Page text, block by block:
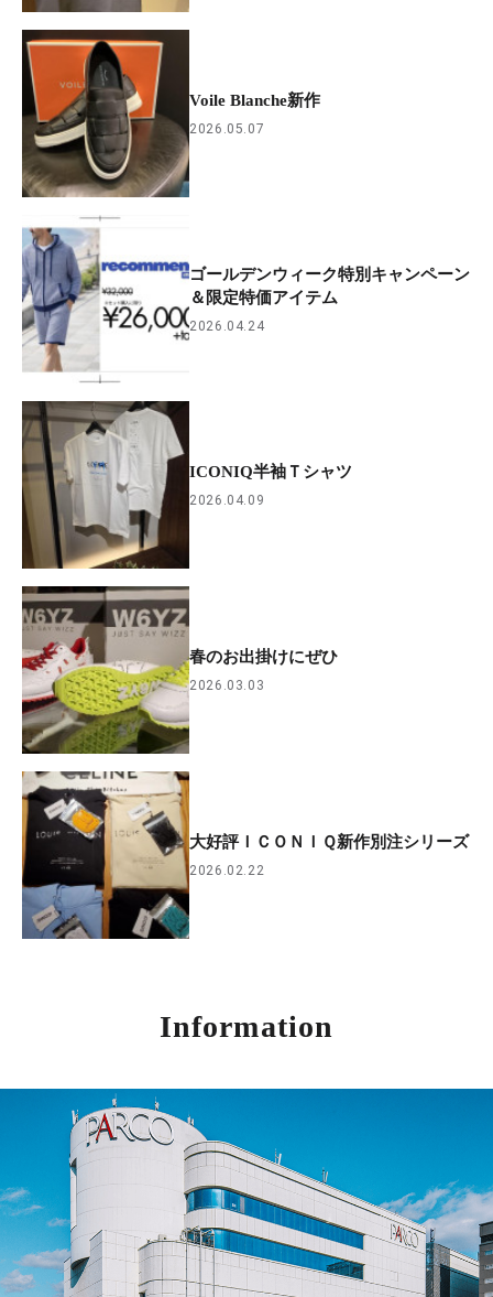
Voile Blanche新作
2026.05.07
ゴールデンウィーク特別キャンペーン
＆限定特価アイテム
2026.04.24
ICONIQ半袖Ｔシャツ
2026.04.09
春のお出掛けにぜひ
2026.03.03
大好評ＩＣＯＮＩＱ新作別注シリーズ
2026.02.22
Information